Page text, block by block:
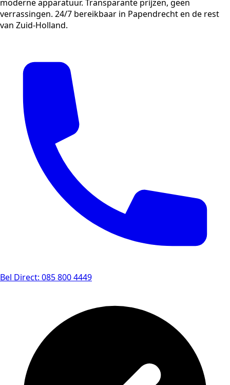
moderne apparatuur. Transparante prijzen, geen
verrassingen. 24/7 bereikbaar in Papendrecht en de rest
van Zuid-Holland.
Bel Direct: 085 800 4449